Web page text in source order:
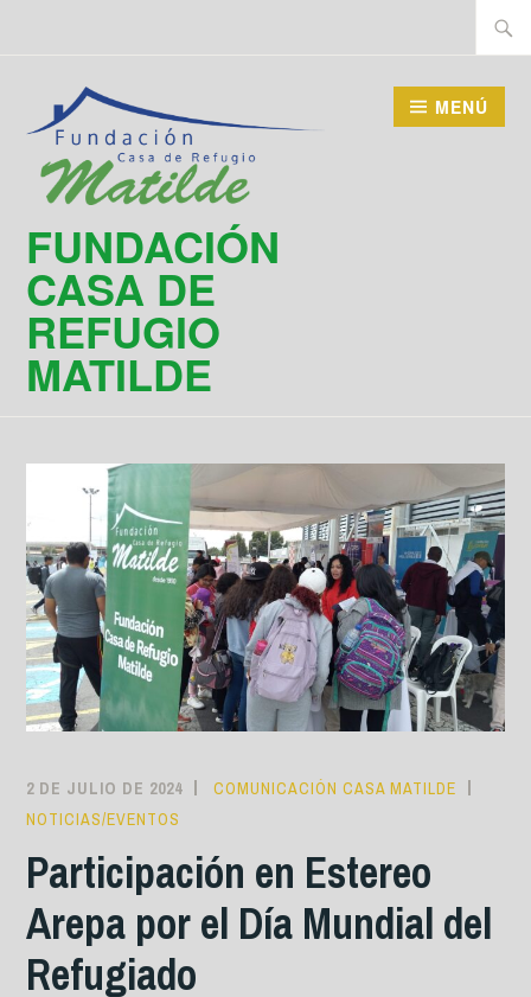
contenido
FUNDACIÓN
CASA DE
REFUGIO
MATILDE
MENÚ
2 DE JULIO DE 2024
COMUNICACIÓN CASA MATILDE
NOTICIAS/EVENTOS
Participación en Estereo
Arepa por el Día Mundial del
Refugiado